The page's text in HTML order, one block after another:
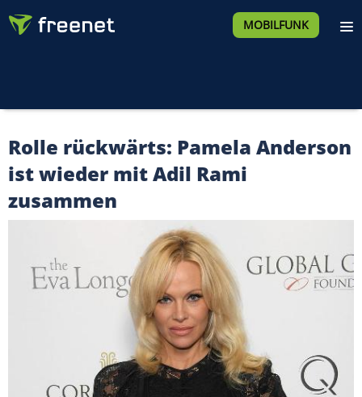
MOBILFUNK
Rolle rückwärts: Pamela Anderson
ist wieder mit Adil Rami
zusammen